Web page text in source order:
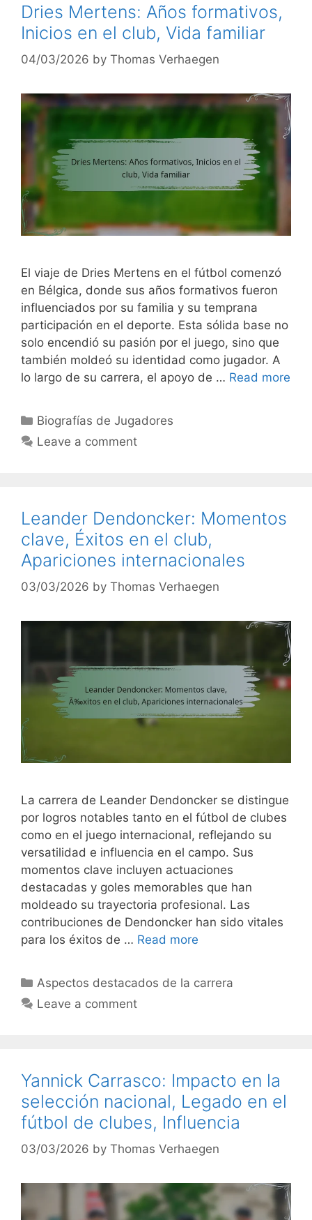
Dries Mertens: Años formativos,
Inicios en el club, Vida familiar
04/03/2026 by Thomas Verhaegen
El viaje de Dries Mertens en el fútbol comenzó
en Bélgica, donde sus años formativos fueron
influenciados por su familia y su temprana
participación en el deporte. Esta sólida base no
solo encendió su pasión por el juego, sino que
también moldeó su identidad como jugador. A
lo largo de su carrera, el apoyo de … Read more
Categories
Biografías de Jugadores
Leave a comment
Leander Dendoncker: Momentos
clave, Éxitos en el club,
Apariciones internacionales
03/03/2026 by Thomas Verhaegen
La carrera de Leander Dendoncker se distingue
por logros notables tanto en el fútbol de clubes
como en el juego internacional, reflejando su
versatilidad e influencia en el campo. Sus
momentos clave incluyen actuaciones
destacadas y goles memorables que han
moldeado su trayectoria profesional. Las
contribuciones de Dendoncker han sido vitales
para los éxitos de … Read more
Categories
Aspectos destacados de la carrera
Leave a comment
Yannick Carrasco: Impacto en la
selección nacional, Legado en el
fútbol de clubes, Influencia
03/03/2026 by Thomas Verhaegen